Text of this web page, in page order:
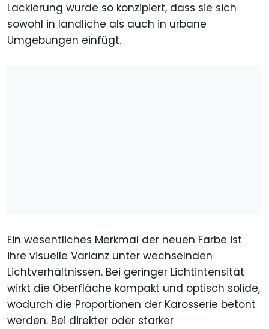
Lackierung wurde so konzipiert, dass sie sich
sowohl in ländliche als auch in urbane
Umgebungen einfügt.
Ein wesentliches Merkmal der neuen Farbe ist
ihre visuelle Varianz unter wechselnden
Lichtverhältnissen. Bei geringer Lichtintensität
wirkt die Oberfläche kompakt und optisch solide,
wodurch die Proportionen der Karosserie betont
werden. Bei direkter oder starker